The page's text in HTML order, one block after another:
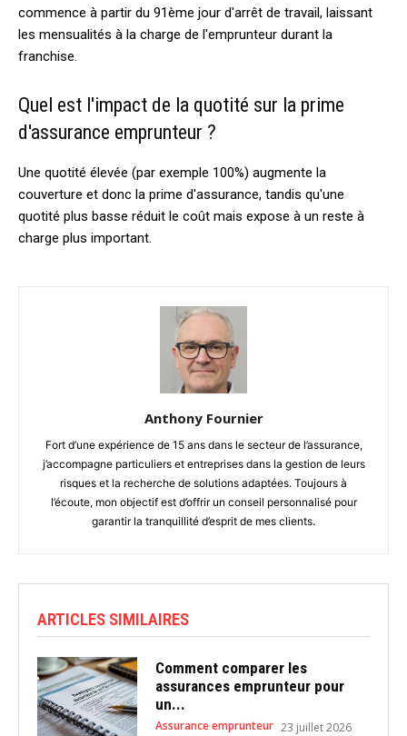
commence à partir du 91ème jour d'arrêt de travail, laissant
les mensualités à la charge de l'emprunteur durant la
franchise.
Quel est l'impact de la quotité sur la prime
d'assurance emprunteur ?
Une quotité élevée (par exemple 100%) augmente la
couverture et donc la prime d'assurance, tandis qu'une
quotité plus basse réduit le coût mais expose à un reste à
charge plus important.
Anthony Fournier
Fort d’une expérience de 15 ans dans le secteur de l’assurance,
j’accompagne particuliers et entreprises dans la gestion de leurs
risques et la recherche de solutions adaptées. Toujours à
l’écoute, mon objectif est d’offrir un conseil personnalisé pour
garantir la tranquillité d’esprit de mes clients.
ARTICLES SIMILAIRES
Comment comparer les
assurances emprunteur pour
un...
Assurance emprunteur 23 juillet 2026